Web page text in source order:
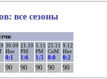
все сезоны
30.09
Инт
0:1
21.10
РМ
1:6
5.11
РМ
1:5
25.11
СпМ
0:0
9.12
Инт
0:2
90 90 90 90 90